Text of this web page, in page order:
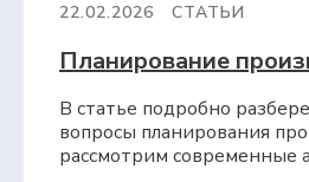
22.02.2026 СТАТЬИ
Планирование
В статье подробно
вопросы планирования
рассмотрим современные